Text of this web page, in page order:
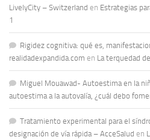
LivelyCity – Switzerland en Estrategias
1
Rigidez cognitiva: qué es,
realidadexpandida.com en La terquedad
Miguel Mouawad- Autoestima en la
autoestima a la autovalía, ¿cuál debo
Tratamiento experimental para el
designación de vía rápida – AcceSalud en